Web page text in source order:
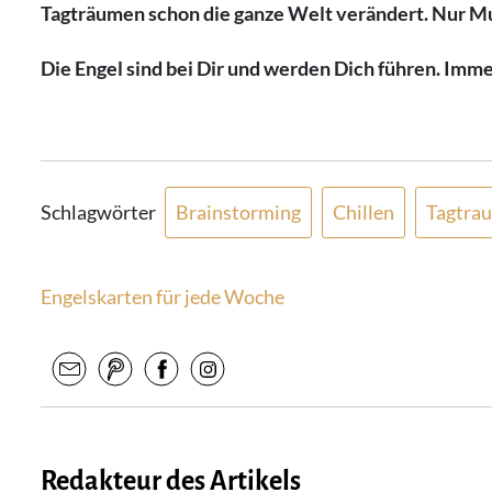
Tagträumen schon die ganze Weltverändert. Nur
Die Engel sind bei Dir und werden Dich führen.
Schlagwörter Brainstorming Chillen
Engelskarten für jede Woche
Redakteur des Artikels